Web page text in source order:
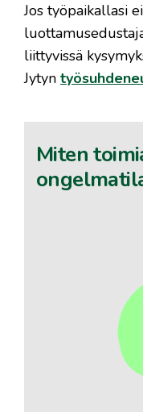
Jos työpaikallasi
liittyvissä
Jytyn
Miten